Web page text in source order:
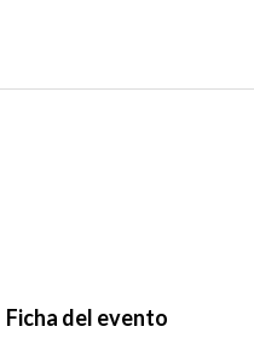
Ficha del evento